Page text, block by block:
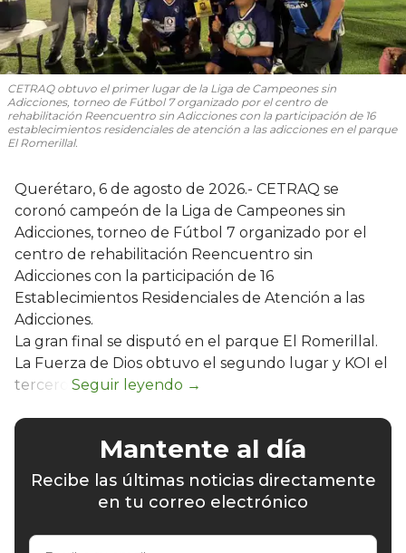
CETRAQ obtuvo el primer lugar de la Liga de Campeones sin
Adicciones, torneo de Fútbol 7 organizado por el centro de
rehabilitación Reencuentro sin Adicciones con la participación de 16
establecimientos residenciales de atención a las adicciones en el parque
El Romerillal.
Querétaro, 6 de agosto de 2026.- CETRAQ se
coronó campeón de la Liga de Campeones sin
Adicciones, torneo de Fútbol 7 organizado por el
centro de rehabilitación Reencuentro sin
Adicciones con la participación de 16
Establecimientos Residenciales de Atención a las
Adicciones.
La gran final se disputó en el parque El Romerillal.
La Fuerza de Dios obtuvo el segundo lugar y KOI el
tercero.
Mantente al día
Recibe las últimas noticias directamente
en tu correo electrónico
Escribe